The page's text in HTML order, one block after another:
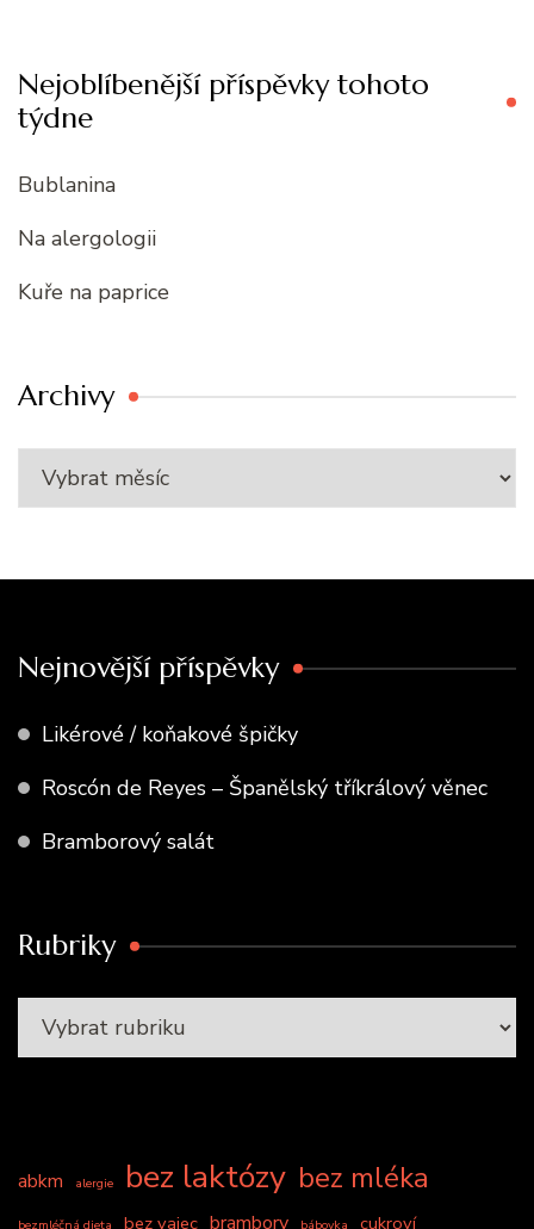
Nejoblíbenější příspěvky tohoto
týdne
Bublanina
Na alergologii
Kuře na paprice
Archivy
Nejnovější příspěvky
Likérové / koňakové špičky
Roscón de Reyes – Španělský tříkrálový věnec
Bramborový salát
Rubriky
abkm alergie bez laktózy bez mléka
bezmléčná dieta bez vajec brambory bábovka cukroví